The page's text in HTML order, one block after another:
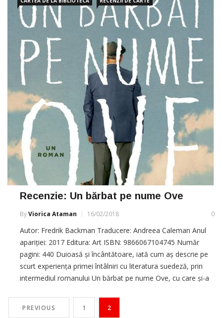
Recenzie: Un bărbat pe nume Ove
ByViorica Ataman 16/02/2018 0
Autor: Fredrik Backman Traducere: Andreea Caleman Anul
apariției: 2017 Editura: Art ISBN: 9866067104745 Număr
pagini: 440 Duioasă și încântătoare, iată cum aș descrie pe
scurt experiența primei întâlniri cu literatura suedeză, prin
intermediul romanului Un bărbat pe nume Ove, cu care și-a
PREVIOUS 1 2